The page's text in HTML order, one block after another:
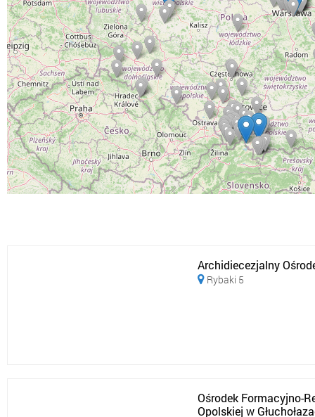
Archidiecezjalny
 Rybaki 5
Ośrodek Formacyjno-
Opolskiej w